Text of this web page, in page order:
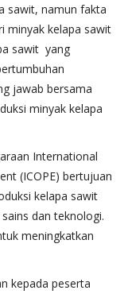
sawit, namun fakta
minyak kelapa sawit
sawit yang
jawab bersama
minyak kelapa
International
(ICOPE) bertujuan
kelapa sawit
dan teknologi.
meningkatkan
kepada peserta